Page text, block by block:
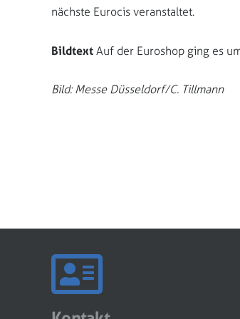
nächste Eurocis veranstaltet.
Bildtext Auf der Euroshop ging es
Bild: Messe Düsseldorf/C. Tillmann